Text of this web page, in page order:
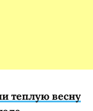
теплую весну